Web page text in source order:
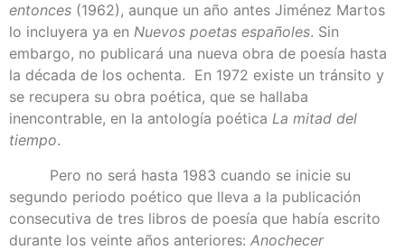
entonces (1962), aunque un año antes Jiménez Martos
lo incluyera ya en Nuevos poetas españoles. Sin
embargo, no publicará una nueva obra de poesía hasta
la década de los ochenta. En 1972 existe un tránsito y
se recupera su obra poética, que se hallaba
inencontrable, en la antología poética La mitad del
tiempo.
Pero no será hasta 1983 cuando se inicie su
segundo periodo poético que lleva a la publicación
consecutiva de tres libros de poesía que había escrito
durante los veinte años anteriores: Anochecer